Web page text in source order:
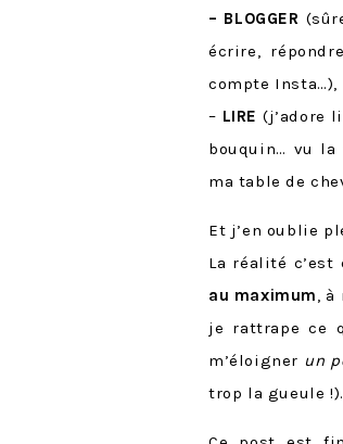
– BLOGGER
écrire,
compte Insta…),
– LIRE (j’adore
bouquin… vu la
ma table de
Et j’en oublie
La réalité c’est
au maximum, à
je rattrape ce
m’éloigner un
trop la gueule !).